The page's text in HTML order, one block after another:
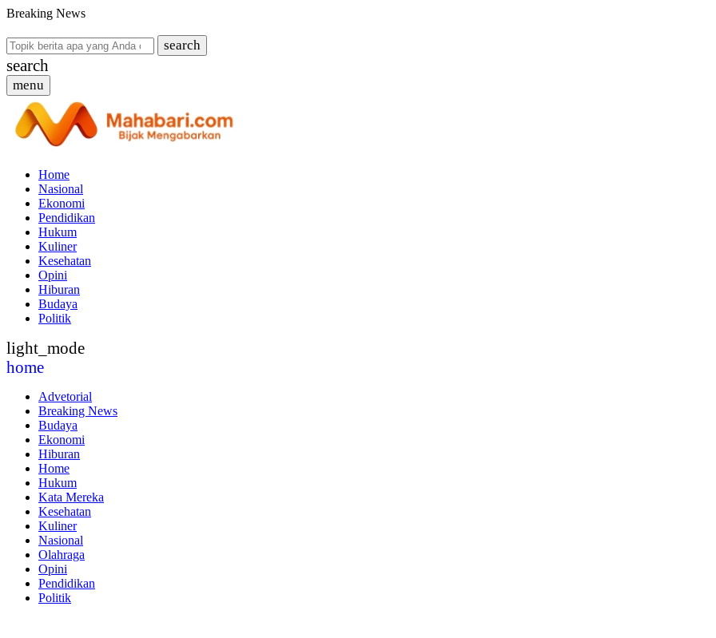
Breaking News
search
search
menu
Home
Nasional
Ekonomi
Pendidikan
Hukum
Kuliner
Kesehatan
Opini
Hiburan
Budaya
Politik
light_mode
home
Advetorial
Breaking News
Budaya
Ekonomi
Hiburan
Home
Hukum
Kata Mereka
Kesehatan
Kuliner
Nasional
Olahraga
Opini
Pendidikan
Politik